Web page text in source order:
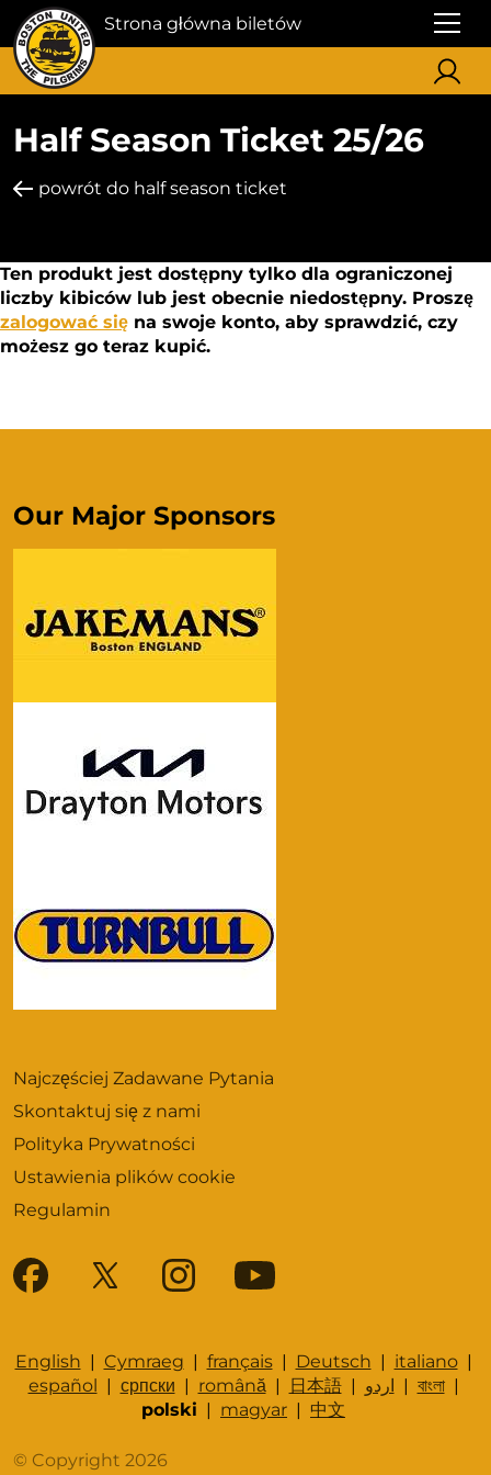
Strona główna biletów
Half Season Ticket 25/26
powrót do half season ticket
Ten produkt jest dostępny tylko dla ograniczonej
liczby kibiców lub jest obecnie niedostępny. Proszę
zalogować się na swoje konto, aby sprawdzić, czy
możesz go teraz kupić.
Najczęściej Zadawane Pytania
Skontaktuj się z nami
Polityka Prywatności
Ustawienia plików cookie
Regulamin
Our Major Sponsors
English | Cymraeg | français| Deutsch | italiano|
español | српски | română| 日本語| اردو | বাংলা|
polski | magyar | 中文
© Copyright 2026